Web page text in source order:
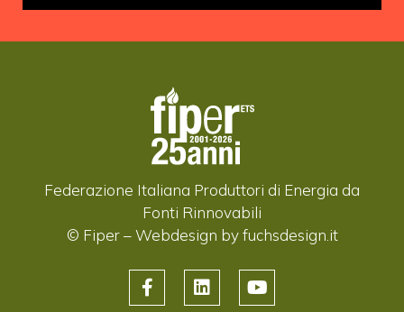
Federazione Italiana Produttori di Energia da
Fonti Rinnovabili
© Fiper –Webdesign by fuchsdesign.it